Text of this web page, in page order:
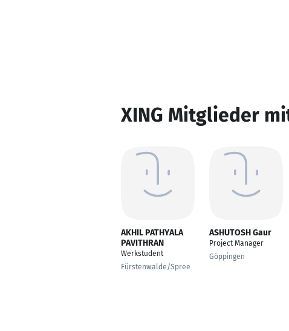
XING Mitglieder
AKHIL PATHYALA
PAVITHRAN
Werkstudent
Fürstenwalde/Spree
ASHUTOSH Gaur
Project Manager
Göppingen